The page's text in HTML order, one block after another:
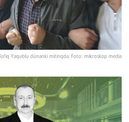
Tofiq Yaqublu dünənki mitinqdə. Foto: mikroskop media